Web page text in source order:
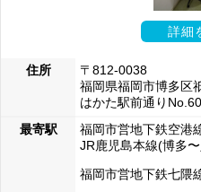
詳細
住所
〒812-0038
福岡県福岡市博多
はかた駅前通りNo.60
最寄駅
福岡市営地下鉄空港
JR鹿児島本線(博多
福岡市営地下鉄七隈